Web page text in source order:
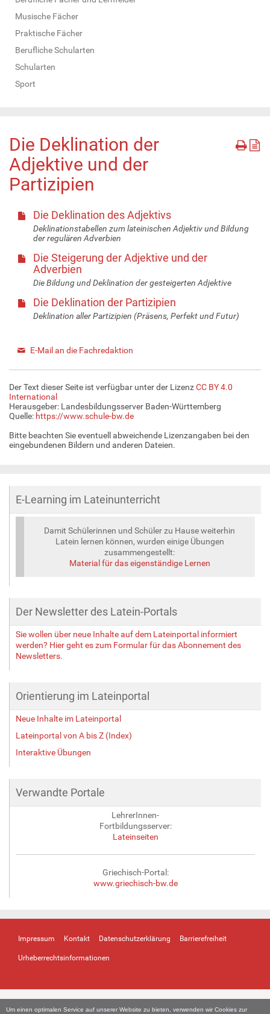
Um einen optimalen Service auf unserer Website zu bieten, verwenden wir Cookies zur
Musische Fächer
Praktische Fächer
Berufliche Schularten
Schularten
Sport
Die Deklination der
Adjektive und der
Partizipien
Die Deklination des Adjektivs
Deklinationstabellen zum lateinischen Adjektiv und Bildung
der regulären Adverbien
Die Steigerung der Adjektive und der
Adverbien
Die Bildung und Deklination der gesteigerten Adjektive
Die Deklination der Partizipien
Deklination aller Partizipien (Präsens, Perfekt und Futur)
E-Mail an die Fachredaktion
Der Text dieser Seite ist verfügbar unter der LizenzCC BY 4.0
International
Herausgeber: Landesbildungsserver Baden-Württemberg
Quelle: https://www.schule-bw.de
Bitte beachten Sie eventuell abweichende Lizenzangaben bei den
eingebundenen Bildern und anderen Dateien.
E-Learning im Lateinunterricht
Damit Schülerinnen und Schüler zu Hause weiterhin
Latein lernen können, wurden einige Übungen
zusammengestellt:
Material für das eigenständige Lernen
Der Newsletter des Latein-Portals
Sie wollen über neue Inhalte auf dem Lateinportal informiert
werden? Hier geht es zum Formular für das Abonnement des
Newsletters.
Orientierung im Lateinportal
Neue Inhalte im Lateinportal
Lateinportal von A bis Z (Index)
Interaktive Übungen
Verwandte Portale
LehrerInnen-
Fortbildungsserver:
Lateinseiten
Griechisch-Portal:
www.griechisch-bw.de
Impressum Kontakt Datenschutzerklärung Barrierefreiheit
Urheberrechtsinformationen